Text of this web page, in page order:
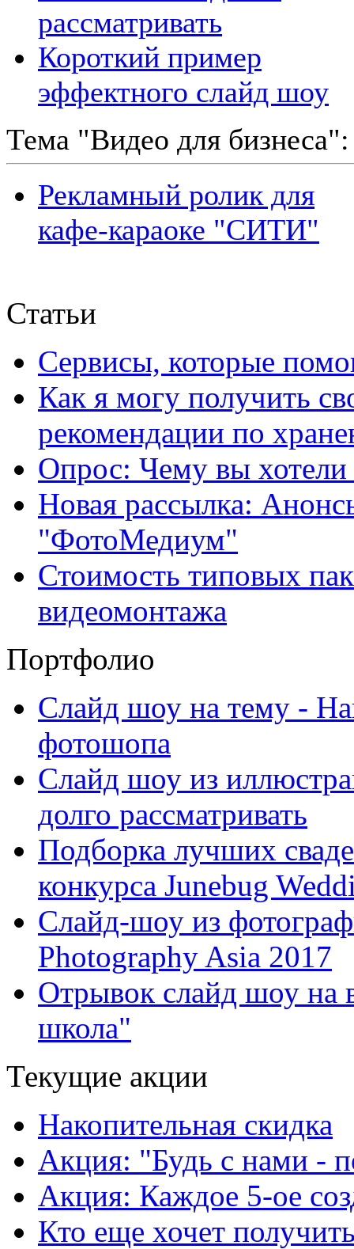
рассматривать
Короткий пример
эффектного слайд шоу
Тема "Видео для бизнеса":
Рекламный ролик для
кафе-караоке "СИТИ"
Статьи
Сервисы, которые
Как я могу получить
рекомендации по
Опрос: Чему вы хотели
Новая рассылка:
"ФотоМедиум"
Стоимость типовых
видеомонтажа
Портфолио
Слайд шоу на тему -
фотошопа
Слайд шоу из
долго рассматривать
Подборка лучших
конкурса Junebug
Слайд-шоу из
Photography Asia 2017
Отрывок слайд шоу на
школа"
Текущие акции
Накопительная скидка
Акция: "Будь с нами -
Акция: Каждое 5-ое
Кто еще хочет